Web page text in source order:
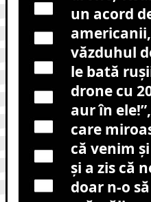
un acord
văzduhul
le bată
drone cu
aur în
care
că venim
și a zis că
doar n-o